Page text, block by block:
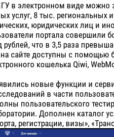
в электронном виде можно
услуг, 8 тыс.
юридических лиц и
портала
что в 3,5 раза
сайте доступны с помощью
кошелька Qiwi,
новые функции и
в части
пользовательского
Дополнен каталог
регистрации, визы»,